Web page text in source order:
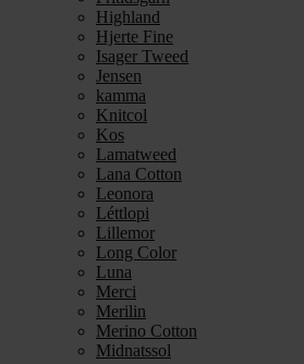
Highland
Hjerte Fine
Isager Tweed
Jensen
kamma
Knitcol
Kos
Lamatweed
Lana Cotton
Leonora
Léttlopi
Lillemor
Long Color
Luna
Merci
Merilin
Merino Cotton
Midnatssol